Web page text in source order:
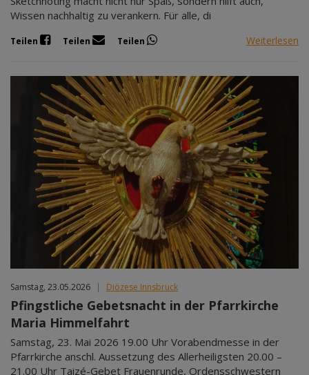
Wissen nachhaltig zu verankern. Für alle, di
Teilen Teilen Teilen Weiterlesen
Samstag, 23.05.2026 | Diözese Innsbruck
Pfingstliche Gebetsnacht in der Pfarrkirche
Maria Himmelfahrt
Samstag, 23. Mai 2026 19.00 Uhr Vorabendmesse in der
Pfarrkirche anschl. Aussetzung des Allerheiligsten 20.00 –
21.00 Uhr Taizé-Gebet Frauenrunde, Ordensschwestern